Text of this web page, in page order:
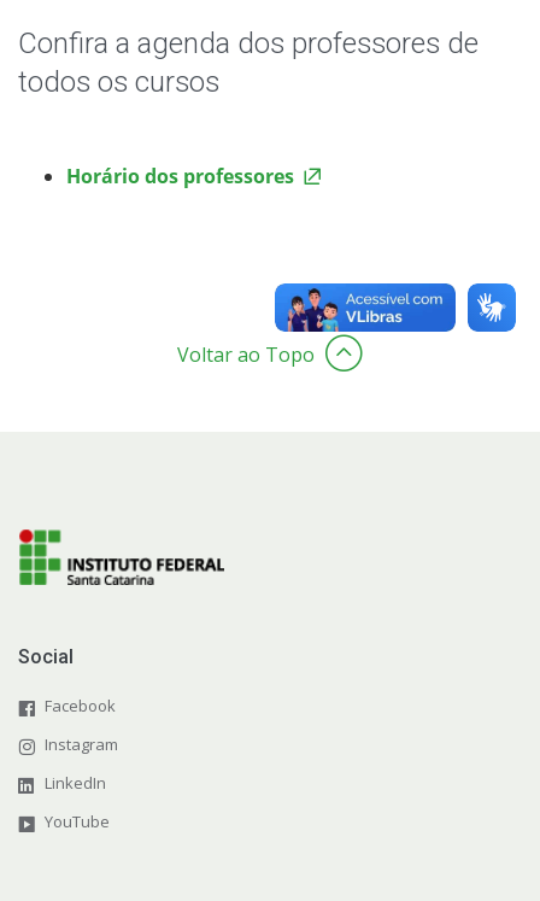
Perguntas Frequentes do Retorno ao Presencial
Grêmio Estudantil e Centro Acadêmico
Documentos Úteis
Sistemas Acadêmicos
Representação Estudantil
Confira a agenda dos professores de
todos os cursos
Horário dos professores
Voltar ao Topo
Social
Facebook
Instagram
LinkedIn
YouTube